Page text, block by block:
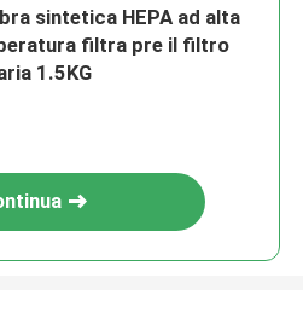
sintetica HEPA ad alta
filtra pre il filtro
1.5KG